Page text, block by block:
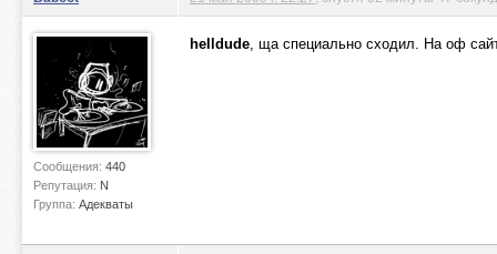
Сообщения: 440
Репутация: N
Группа: Адекваты
helldude, ща специально сходил. На оф